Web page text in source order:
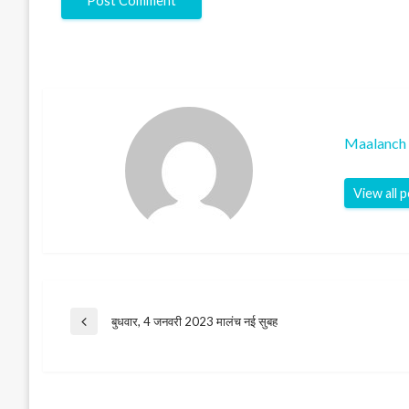
View all
Post
Previous
बुधवार, 4 जनवरी 2023 मालंच नई सुबह